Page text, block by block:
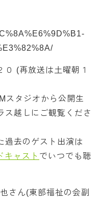
(再放送は土曜朝１
スタジオから公開生
ス越しにご観覧くださ
過去のゲスト出演は
キャスト でいつでも聴
ん(東部福祉の会副